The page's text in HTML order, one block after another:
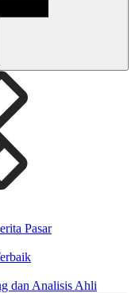
Pasar
dan Analisis Ahli